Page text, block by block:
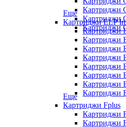
Картриджи
Картриджи
Картриджи
Еще
Картриджи ELP
Картриджи
Картриджи
Картриджи
Картриджи
Картриджи
Картриджи
Картриджи
Картриджи
Еще
Картриджи Fplus
Картриджи
Картриджи